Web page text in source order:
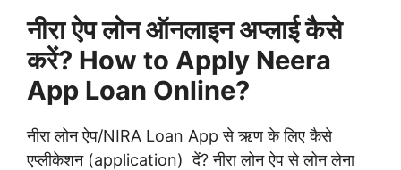
नीरा ऐप लोन ऑनलाइन अप्लाई कैसे
करें? How to Apply Neera
App Loan Online?
नीरा लोन ऐप/NIRA Loan App से ऋण के लिए कैसे
एप्लीकेशन (application) दें? नीरा लोन ऐप से लोन लेना